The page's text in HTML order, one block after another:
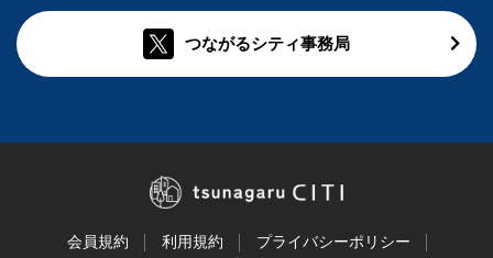
つながるシティ事務局
会員規約 利用規約
プライバシーポリシー